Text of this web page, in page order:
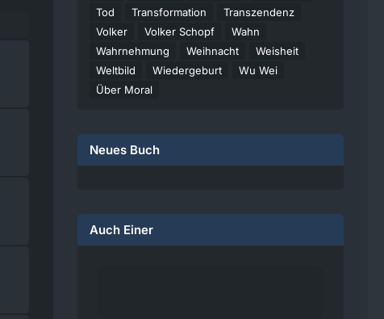
Tod
Transformation
Transzendenz
Volker
Volker Schopf
Wahn
Wahrnehmung
Weihnacht
Weisheit
Weltbild
Wiedergeburt
Wu Wei
Über Moral
Neues Buch
Auch Einer